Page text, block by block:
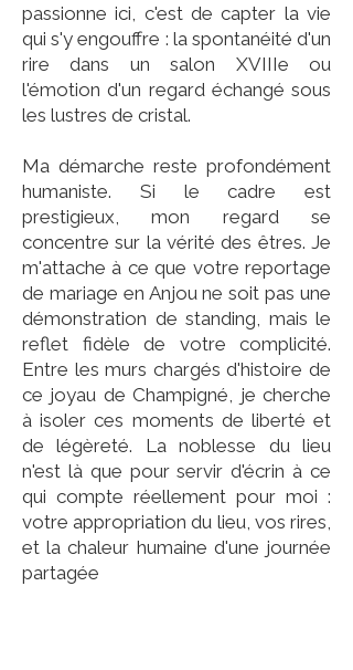
passionne ici, c'est de capter la vie
qui s'y engouffre : la spontanéité d'un
rire dans un salon XVIIIe ou
l'émotion d'un regard échangé sous
les lustres de cristal.
Ma démarche reste profondément
humaniste. Si le cadre est
prestigieux, mon regard se
concentre sur la vérité des êtres. Je
m'attache à ce que votre reportage
de mariage en Anjou ne soit pas une
démonstration de standing, mais le
reflet fidèle de votre complicité.
Entre les murs chargés d'histoire de
ce joyau de Champigné, je cherche
à isoler ces moments de liberté et
de légèreté. La noblesse du lieu
n'est là que pour servir d'écrin à ce
qui compte réellement pour moi :
votre appropriation du lieu, vos rires,
et la chaleur humaine d'une journée
partagée